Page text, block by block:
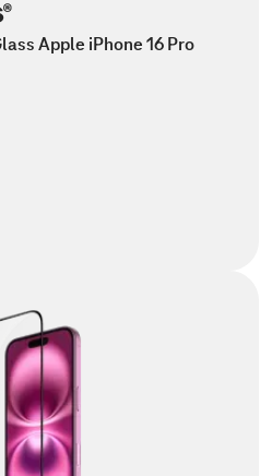
Apple iPhone 16 Pro